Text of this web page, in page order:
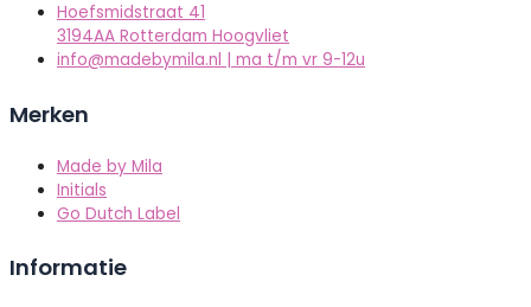
Hoefsmidstraat 41
3194AA Rotterdam Hoogvliet
info@madebymila.nl | ma t/m vr 9-12u
Merken
Made by Mila
Initials
Go Dutch Label
Informatie